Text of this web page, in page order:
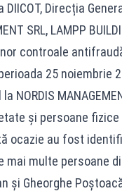
DIICOT, Direcția
SRL, LAMPP
controale
25 noiembrie
NORDIS
și persoane
ocazie au fost
mai multe persoane
și Gheorghe